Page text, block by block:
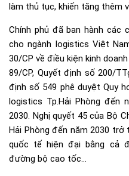
làm thủ tục, khiến tăng thêm
Chính phủ đã ban hành các
cho ngành logistics Việt
30/CP về điều kiện kinh
89/CP, Quyết định số 200/
định số 549 phê duyệt Quy
logistics Tp.Hải Phòng đến
2030. Nghị quyết 45 của Bộ
Hải Phòng đến năm 2030
quốc tế hiện đại bằng cả
đường bộ cao tốc…